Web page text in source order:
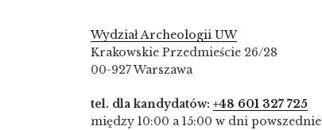
Wydział Archeologii UW
Krakowskie Przedmieście 26/28
00-927 Warszawa
tel. dla kandydatów: +48 601 327 725
między 10:00 a 15:00 w dni powszednie